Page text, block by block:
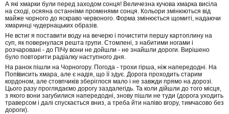
А які хмарки були перед заходом сонця! Величезна кучова хмарка висіла
на сході, осяяна останніми променями сонця. Кольори змінюються від
майже чорного до яскраво червоного. Форма змінюється щомиті, надаючи
хмаринці чудернацьких образів.
Не встиг я поставити воду на вечерю і почистити першу картоплину на
суп, як повернулася решта групи. Стомлені, з набитими ногами і
розчаровані - до ПІЧу вони не дойшли - не знайшли дороги. Вирішено
було повторити радіалку наступного дня.
На ранок пішли на Чорногору. Погода - трохи гірша, ніж напередодні. На
Попівисить хмара, але є надія, що її здує. Дорога проходить старим
кордоном, але стовпчиків зберіглося мало і не завжди прямо на дорозі.
Цього разу проглядаємо дорогу заздалегідь. Та коли дійшли до того місця,
з якого вони загубилися напередодні, знову пішли не туди (дорога уходить
траверсом і далі спускається вниз, а треба йти наліво вгору, тимчасово без
дороги).